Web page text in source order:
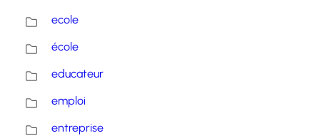
ecole
école
educateur
emploi
entreprise